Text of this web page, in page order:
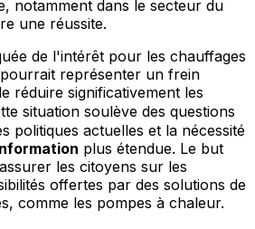
notamment dans le secteur du
une réussite.
de l'intérêt pour les chauffages
représenter un frein
réduire significativement les
situation soulève des questions
politiques actuelles et la nécessité
plus étendue. Le but
les citoyens sur les
offertes par des solutions de
comme les pompes à chaleur.